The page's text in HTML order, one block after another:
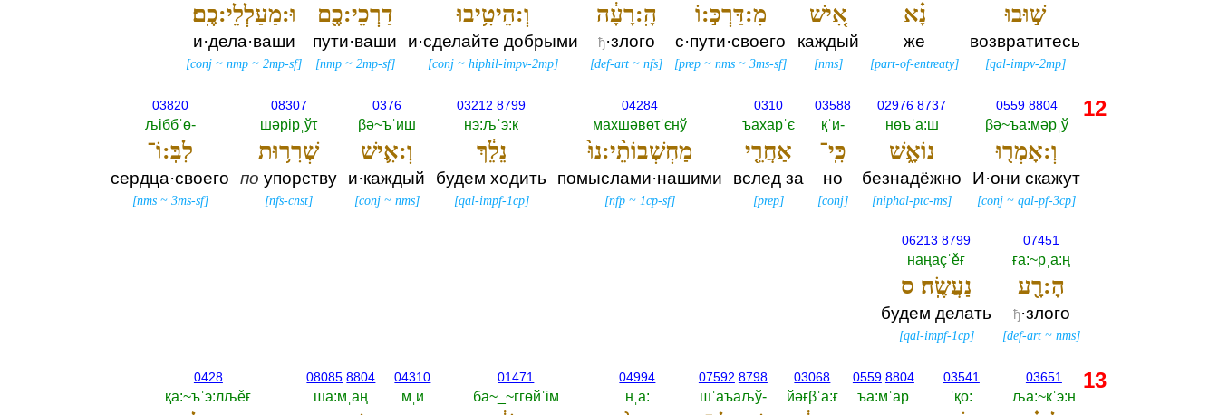
שׁ֣וּבוּ
возвратитесь
[qal-impv-2mp]
נָ֗א
же
[part-of-entreaty]
אִ֚ישׁ
каждый
[nms]
מִ:דַּרְכּ֣:וֹ
с·пути·своего
[prep ~nms ~3ms-sf]
הָֽ:רָעָ֔ה
ђ·злого
[def-art ~nfs]
וְ:הֵיטִ֥יבוּ
и·сделайте добрыми
[conj ~hiphil-impv-2mp]
דַרְכֵי:כֶ֖ם
пути·ваши
[nmp~ 2mp-sf]
וּ:מַעַלְלֵי:כֶֽם׃
и·дела·ваши
[conj ~nmp ~2mp-sf]
0559 8804
βә~ъа:мәрˌў
וְ:אָמְר֖וּ
И·они скажут
[conj ~qal-pf-3cp]
02976 8737
нөъˈа:ш
נוֹאָ֑שׁ
безнадёжно
[niphal-ptc-ms]
03588
қˈи-‎
כִּֽי־
но
[conj]
0310
ъахарˈє
אַחֲרֵ֤י
вслед за
[prep]
04284
махшәвөτˈєнў
מַחְשְׁבוֹתֵ֨י:נוּ֙
помыслами·нашими
[nfp ~1cp-sf]
03212 8799
нэ:љˈэ:к
נֵלֵ֔ךְ
будем ходить
[qal-impf-1cp]
0376
βә~ъˈиш
וְ:אִ֛ישׁ
и·каждый
[conj~ nms]
08307
шәрiрˌўτ
שְׁרִר֥וּת
по упорству
[nfs-cnst]
03820
љiббˈө-‎
לִבּֽ:וֹ־
сердца·своего
[nms~ 3ms-sf]
07451
ға:~рˌа:ң
הָ:רָ֖ע
ђ·злого
[def-art ~nms]
06213 8799
наңаçˈěғ
נַעֲשֶֽׂה׃ ס
будем делать
[qal-impf-1cp]
12
03651
ља:~кˈэ:н
03541
ˈқо:‎
0559 8804
ъа:мˈар
03068
йәғβˈа:ғ
07592 8798
шˈаъаљў-‎
04994
нˌа:‎
01471
ба~_~ггөйˈiм
04310
мˌи
08085 8804
ша:мˌаң
0428
қа:~ъˈэ:лљěғ
13